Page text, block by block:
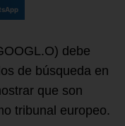
debe
de búsqueda en
que son
tribunal europeo.